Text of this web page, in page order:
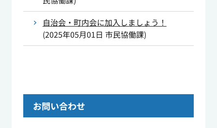
自治会・町内会に加入しましょう！
(2025年05月01日 市民協働課)
お問い合わせ